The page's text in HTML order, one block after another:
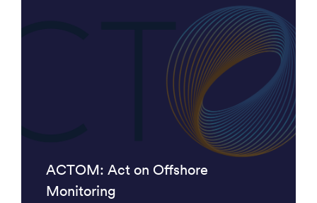
ACTOM: Act on Offshore
Monitoring